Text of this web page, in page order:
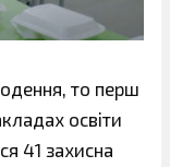
то перш
освіти
41 захисна